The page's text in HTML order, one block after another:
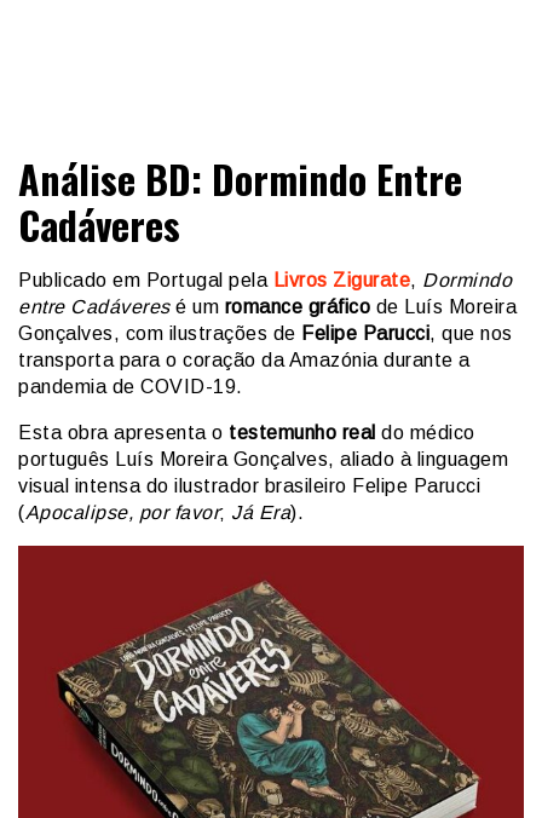
Central Comics
Análise BD: Dormindo Entre
Cadáveres
Publicado em Portugal pela Livros Zigurate, Dormindo
entre Cadáveresé um romance gráfico de Luís Moreira
Gonçalves, com ilustrações de Felipe Parucci, que nos
transporta para o coração da Amazónia durante a
pandemia de COVID-19.
Esta obra apresenta o testemunho real do médico
português Luís Moreira Gonçalves, aliado à linguagem
visual intensa do ilustrador brasileiro Felipe Parucci
(Apocalipse, por favor; Já Era).